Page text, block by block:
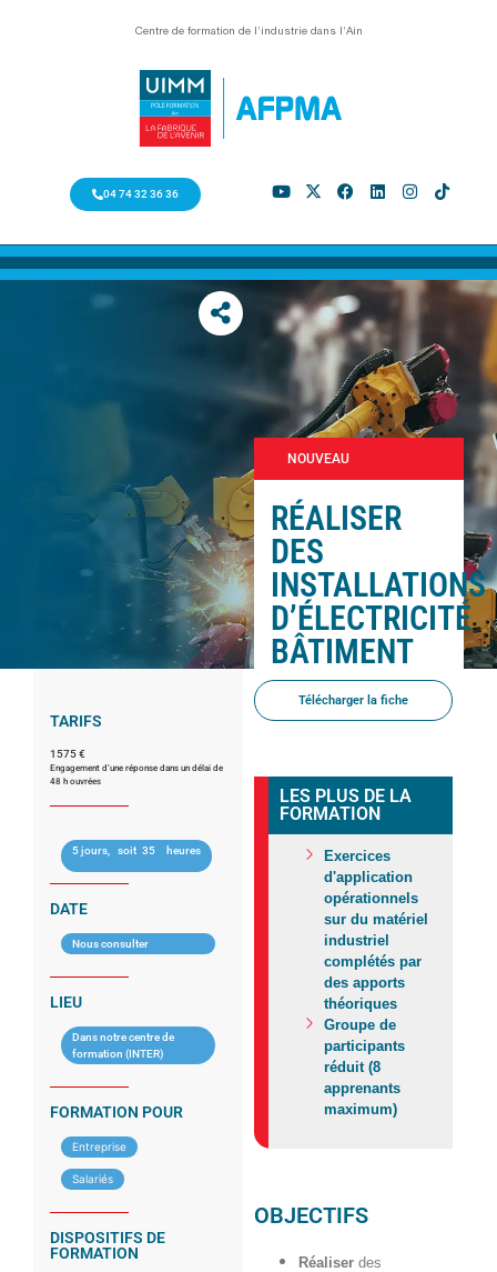
Centre de formation de l’industrie dans l’Ain
04 74 32 36 36
NOUVEAU
RÉALISER
DES
INSTALLATIONS
D’ÉLECTRICITÉ
BÂTIMENT
TARIFS
1575 €
Engagement d’une réponse dans un délai de
48 h ouvrées
5 jours, soit 35 heures
DATE
Nous consulter
LIEU
Dans notre centre de
formation (INTER)
FORMATION POUR
Entreprise
Salariés
DISPOSITIFS DE
FORMATION
Télécharger la fiche
LES PLUS DE LA
FORMATION
Exercices
d'application
opérationnels
sur du matériel
industriel
complétés par
des apports
théoriques
Groupe de
participants
réduit (8
apprenants
maximum)
OBJECTIFS
Réaliserdes